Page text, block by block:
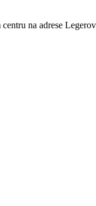
na adrese